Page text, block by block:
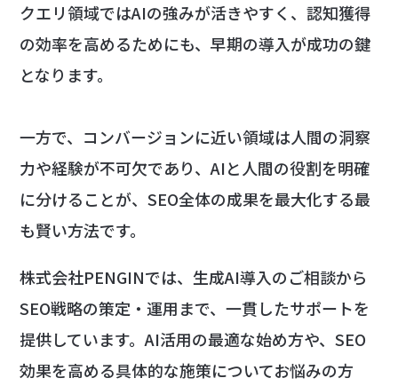
クエリ領域ではAIの強みが活きやすく、認知獲得
の効率を高めるためにも、早期の導入が成功の鍵
となります。
一方で、コンバージョンに近い領域は人間の洞察
力や経験が不可欠であり、AIと人間の役割を明確
に分けることが、SEO全体の成果を最大化する最
も賢い方法です。
株式会社PENGINでは、生成AI導入のご相談から
SEO戦略の策定・運用まで、一貫したサポートを
提供しています。AI活用の最適な始め方や、SEO
効果を高める具体的な施策についてお悩みの方